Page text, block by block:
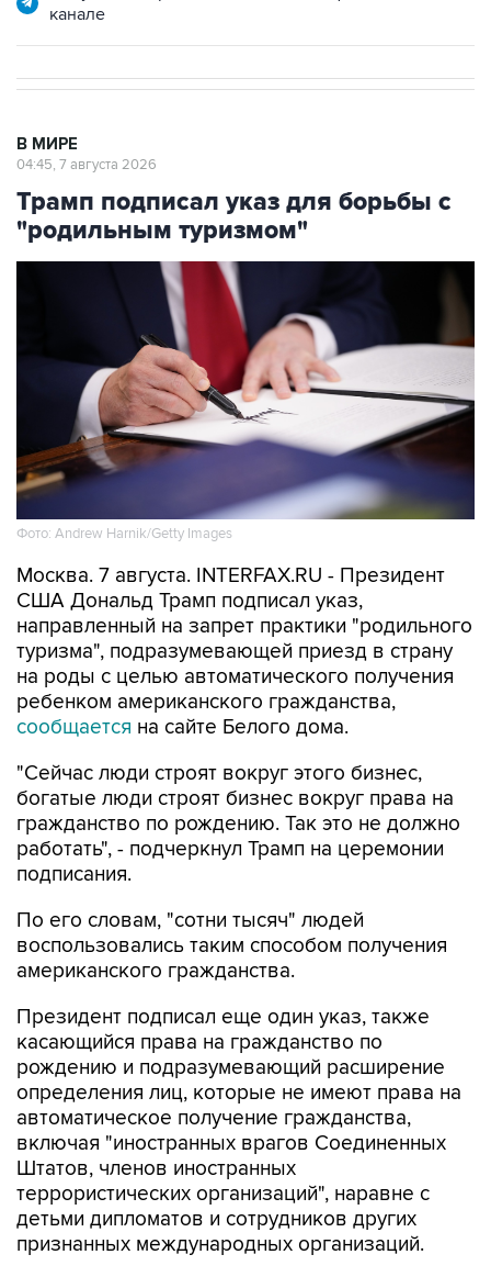
канале
В МИРЕ
04:45, 7 августа 2026
Трамп подписал указ для борьбы с
"родильным туризмом"
Фото: Andrew Harnik/Getty Images
Москва. 7 августа. INTERFAX.RU - Президент
США Дональд Трамп подписал указ,
направленный на запрет практики "родильного
туризма", подразумевающей приезд в страну
на роды с целью автоматического получения
ребенком американского гражданства,
сообщается на сайте Белого дома.
"Сейчас люди строят вокруг этого бизнес,
богатые люди строят бизнес вокруг права на
гражданство по рождению. Так это не должно
работать", - подчеркнул Трамп на церемонии
подписания.
По его словам, "сотни тысяч" людей
воспользовались таким способом получения
американского гражданства.
Президент подписал еще один указ, также
касающийся права на гражданство по
рождению и подразумевающий расширение
определения лиц, которые не имеют права на
автоматическое получение гражданства,
включая "иностранных врагов Соединенных
Штатов, членов иностранных
террористических организаций", наравне с
детьми дипломатов и сотрудников других
признанных международных организаций.